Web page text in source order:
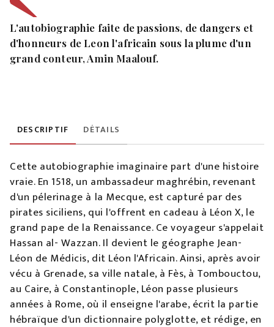
L'autobiographie faite de passions, de dangers et
d'honneurs de Leon l'africain sous la plume d'un
grand conteur, Amin Maalouf.
DESCRIPTIF DÉTAILS
Cette autobiographie imaginaire part d'une histoire
vraie. En 1518, un ambassadeur maghrébin, revenant
d'un pélerinage à la Mecque, est capturé par des
pirates siciliens, qui l'offrent en cadeau à Léon X, le
grand pape de la Renaissance. Ce voyageur s'appelait
Hassan al- Wazzan. Il devient le géographe Jean-
Léon de Médicis, dit Léon l'Africain. Ainsi, après avoir
vécu à Grenade, sa ville natale, à Fès, à Tombouctou,
au Caire, à Constantinople, Léon passe plusieurs
années à Rome, où il enseigne l'arabe, écrit la partie
hébraïque d'un dictionnaire polyglotte, et rédige, en